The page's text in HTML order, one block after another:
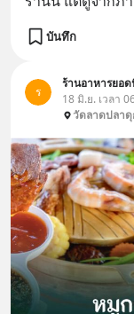
บันทึก
ร
ร้านอาหารยอ
18 มิ.ย. เวลา
วัดลาดปลา